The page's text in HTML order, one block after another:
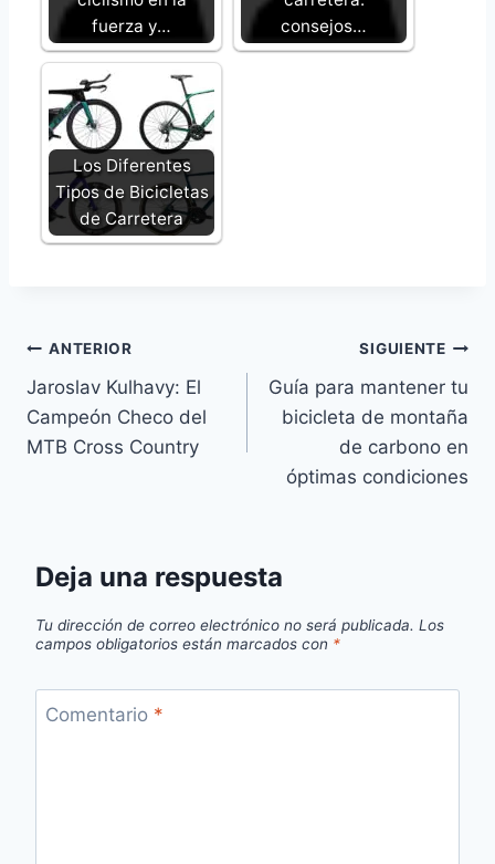
fuerza y…
consejos…
Los Diferentes
Tipos de Bicicletas
de Carretera
Navegación
de
entradas
ANTERIOR
Jaroslav Kulhavy: El
Campeón Checo del
MTB Cross Country
SIGUIENTE
Guía para mantener tu
bicicleta de montaña
de carbono en
óptimas condiciones
Deja una respuesta
Tu dirección de correo electrónico no será publicada. Los
campos obligatorios están marcados con *
Comentario *